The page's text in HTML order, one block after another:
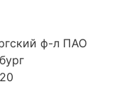
ф-л ПАО